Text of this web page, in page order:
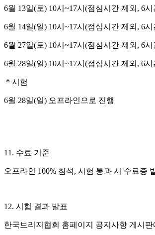
6월 13일(토) 10시~17시(점심시간 제외, 6시
6월 14일(일) 10시~17시(점심시간 제외, 6시
6월 27일(토) 10시~17시(점심시간 제외, 6시
6월 28일(일) 10시~17시(점심시간 제외, 6시
* 시험
6월 28일(일) 오프라인으로 진행
11. 수료 기준
오프라인 100% 참석, 시험 통과 시 수료증
12. 시험 결과 발표
한국브리지협회 홈페이지 공지사항 게시